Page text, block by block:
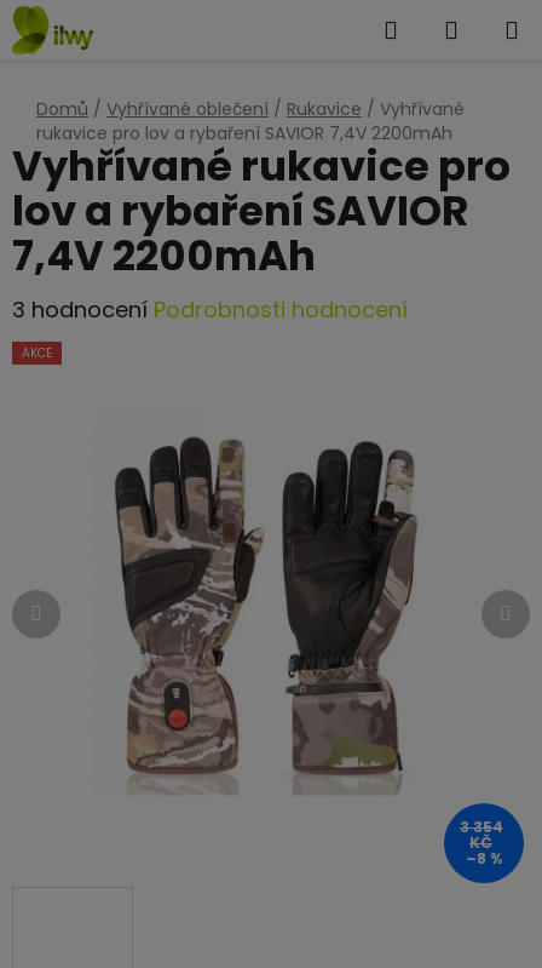
Přejít
na
Hledat
Domů / Vyhřívané oblečení / Rukavice / Vyhřívané
rukavice pro lov a rybaření SAVIOR 7,4V 2200mAh
Vyhřívané rukavice pro
lov a rybaření SAVIOR
7,4V 2200mAh
Průměrné
hodnocení
hvězdiček.
3 hodnocení Podrobnosti hodnocení
AKCE
3 354
KČ
–8 %